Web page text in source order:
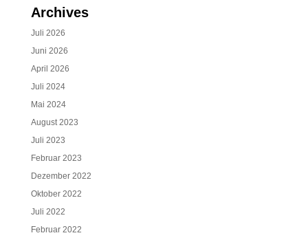
Archives
Juli 2026
Juni 2026
April 2026
Juli 2024
Mai 2024
August 2023
Juli 2023
Februar 2023
Dezember 2022
Oktober 2022
Juli 2022
Februar 2022